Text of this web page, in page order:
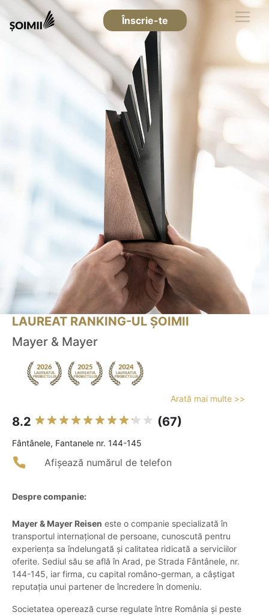
Înscrie-te
LAUREAT RANKING-UL ȘOIMII
Mayer & Mayer
Arată mai multe >>
8.2 (67)
Fântânele, Fantanele nr. 144-145
Afișează numărul de telefon
Despre companie:
Mayer & Mayer Reisen este o companie specializată în
transportul internațional de persoane, cunoscută pentru
experiența sa îndelungată și calitatea ridicată a serviciilor
oferite. Sediul său se află în Arad, pe Strada Fântânele, nr.
144-145, iar firma, cu capital româno-german, a câștigat
reputația unui partener de încredere în domeniu.
Societatea operează curse regulate între România și peste